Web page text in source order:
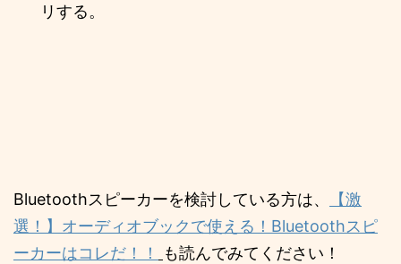
リする。
Bluetoothスピーカーを検討している方は、
【激
選！】オーディオブックで使える！Bluetoothスピ
ーカーはコレだ！！
も読んでみてください！